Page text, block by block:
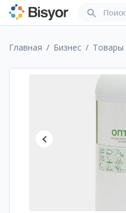
Главная Бизнес Товары